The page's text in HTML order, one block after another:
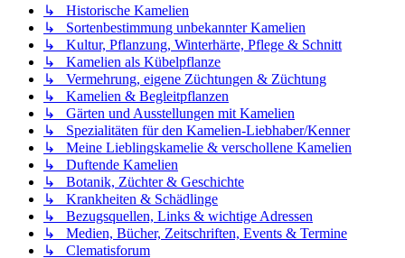
↳ Historische Kamelien
↳ Sortenbestimmung unbekannter Kamelien
↳ Kultur, Pflanzung, Winterhärte, Pflege & Schnitt
↳ Kamelien als Kübelpflanze
↳ Vermehrung, eigene Züchtungen & Züchtung
↳ Kamelien & Begleitpflanzen
↳ Gärten und Ausstellungen mit Kamelien
↳ Spezialitäten für den Kamelien-Liebhaber/Kenner
↳ Meine Lieblingskamelie & verschollene Kamelien
↳ Duftende Kamelien
↳ Botanik, Züchter & Geschichte
↳ Krankheiten & Schädlinge
↳ Bezugsquellen, Links & wichtige Adressen
↳ Medien, Bücher, Zeitschriften, Events & Termine
↳ Clematisforum